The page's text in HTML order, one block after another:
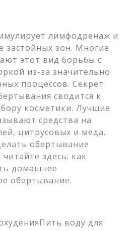
лимфодренаж и
застойных зон. Многие
этот вид борьбы с
из-за значительно
процессов. Секрет
сводится к
косметики. Лучшие
средства на
цитрусовых и меда.
обертывание
здесь: как
домашнее
обертывание.
воду для